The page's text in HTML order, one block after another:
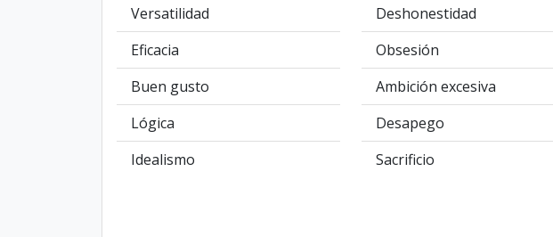
Versatilidad
Eficacia
Buen gusto
Lógica
Idealismo
Deshonestidad
Obsesión
Ambición excesiva
Desapego
Sacrificio